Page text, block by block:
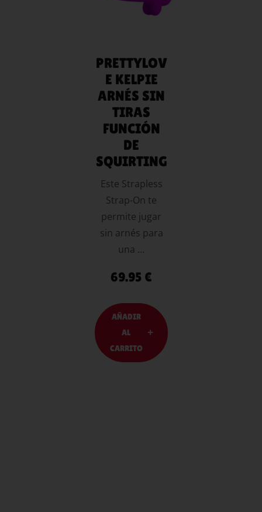
PRETTYLOV
E KELPIE
ARNÉS SIN
TIRAS
FUNCIÓN
DE
SQUIRTING
Este Strapless
Strap-On te
permite jugar
sin arnés para
una …
69.95 €
AÑADIR
AL
CARRITO